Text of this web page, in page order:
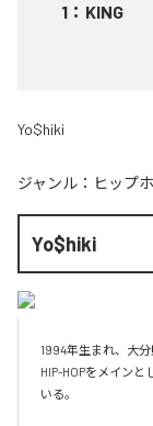
1 ： KING
Yo$hiki
ジャンル： ヒップ
Yo$hiki
1994年生まれ、大
HIP-HOPをメイン
いる。